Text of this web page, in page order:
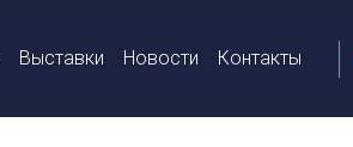
Выставки Новости Контакты